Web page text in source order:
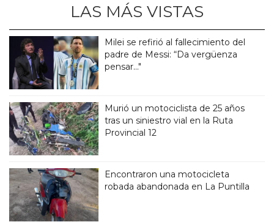
LAS MÁS VISTAS
Milei se refirió al fallecimiento del
padre de Messi: “Da vergüenza
pensar..."
Murió un motociclista de 25 años
tras un siniestro vial en la Ruta
Provincial 12
Encontraron una motocicleta
robada abandonada en La Puntilla